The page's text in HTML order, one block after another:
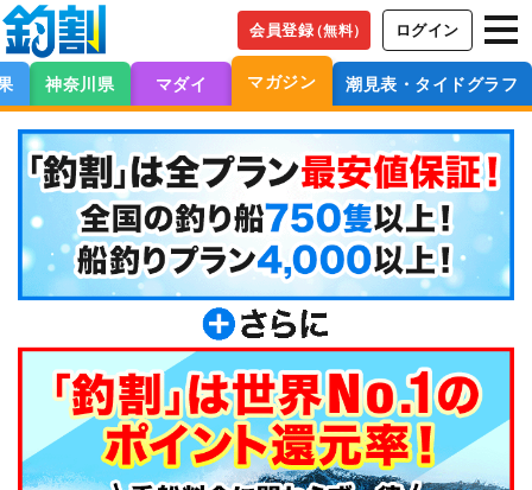
会員登録（無料） ログイン
神奈川県 マダイ マガジン 潮見表・タイドグラフ